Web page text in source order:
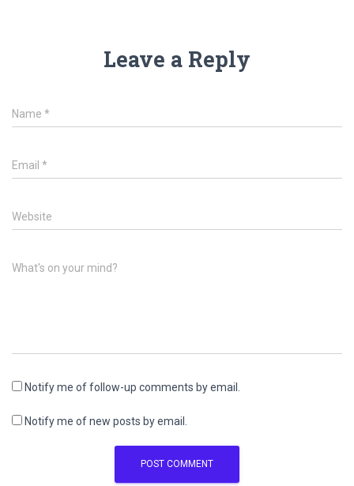
Leave a Reply
Name *
Email *
Website
What's on your mind?
Notify me of follow-up comments by email.
Notify me of new posts by email.